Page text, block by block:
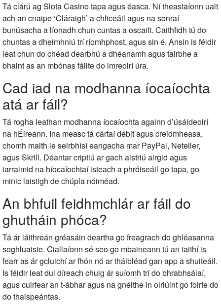
Tá clárú ag Slota Casino tapa agus éasca. Ní theastaíonn uait
ach an cnaipe ‘Cláraigh’ a chliceáil agus na sonraí
bunúsacha a líonadh chun cuntas a oscailt. Caithfidh tú do
chuntas a dheimhniú trí ríomhphost, agus sin é. Ansin is féidir
leat chun do chéad dearbhú a dhéanamh agus tairbhe a
bhaint as an mbónas fáilte do imreoirí úra.
Cad iad na modhanna íocaíochta
atá ar fáil?
Tá rogha leathan modhanna íocaíochta againn d’úsáideoirí
na hÉireann. Ina measc tá cártaí débit agus creidmheasa,
chomh maith le seirbhísí eangacha mar PayPal, Neteller,
agus Skrill. Déantar criptiú ar gach aistriú airgid agus
iarraimid na híocaíochtaí isteach a phróiseáil go tapa, go
minic laistigh de chúpla nóiméad.
An bhfuil feidhmchlár ar fáil do
ghutháin phóca?
Tá ár láithreán gréasáin deartha go freagrach do ghléasanna
soghluaiste. Ciallaíonn sé seo go mbaineann tú an taithí is
fearr as ár gcluichí ar fhón nó ar tháibléad gan app a shuiteáil.
Is féidir leat dul díreach chuig ár suíomh trí do bhrabhsálaí,
agus cuirfear an t-ábhar agus na gnéithe in oiriúint go foirfe do
do thaispeántas.